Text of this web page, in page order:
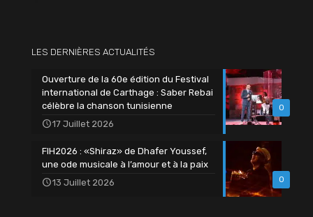
LES DERNIÈRES ACTUALITÉS
0
Ouverture de la 60e édition du Festival
international de Carthage : Saber Rebai
célèbre la chanson tunisienne
17 Juillet 2026
0
FIH2026 : «Shiraz» de Dhafer Youssef,
une ode musicale à l’amour et à la paix
13 Juillet 2026